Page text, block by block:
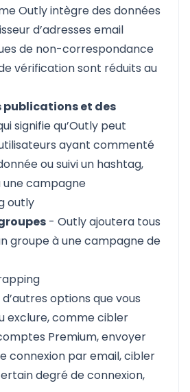
Outly intègre des données
d’adresses email
de non-correspondance
vérification sont réduits au
publications et des
signifie qu’Outly peut
ayant commenté
ou suivi un hashtag,
une campagne
- Outly ajoutera tous
groupe à une campagne de
options que vous
exclure, comme cibler
Premium, envoyer
connexion par email, cibler
degré de connexion,